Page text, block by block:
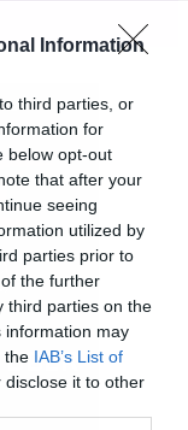
Information
third parties, or
for
below opt-out
that after your
seeing
utilized by
parties prior to
the further
third parties on the
information may
the IAB’s List of
it to other
σειρά ανήκει